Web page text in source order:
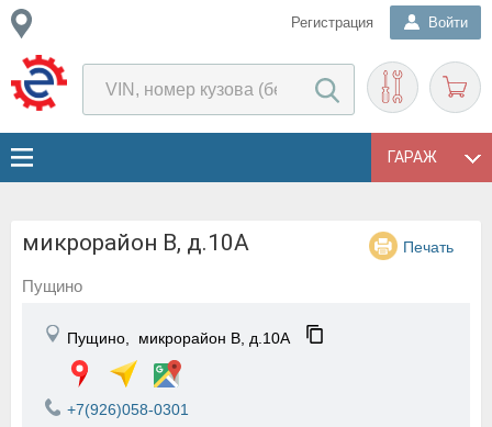
Регистрация Войти
ГАРАЖ
микрорайон В, д.10А Печать
Пущино
Пущино, микрорайон В, д.10А
+7(926)058-0301